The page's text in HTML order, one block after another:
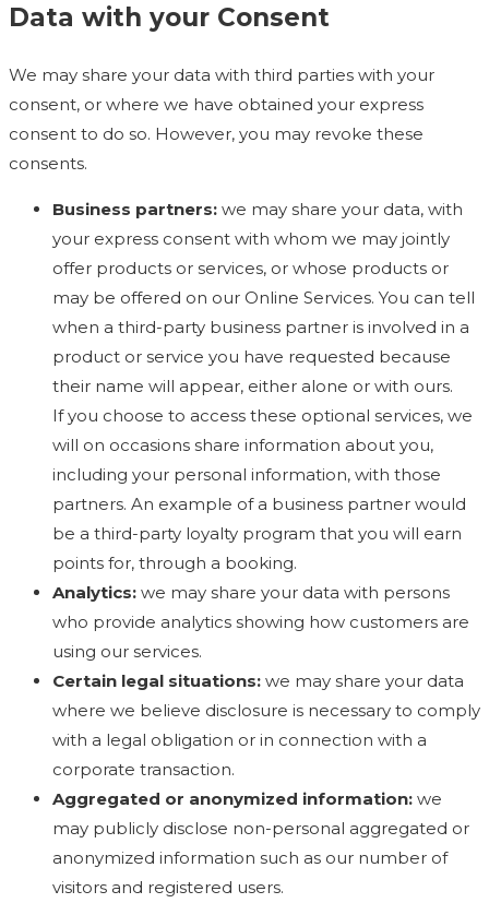
Data with your Consent
We may share your data with third parties with your
consent, or where we have obtained your express
consent to do so. However, you may revoke these
consents.
Business partners: we may share your data, with
your express consent with whom we may jointly
offer products or services, or whose products or
may be offered on our Online Services. You can tell
when a third-party business partner is involved in a
product or service you have requested because
their name will appear, either alone or with ours.
If you choose to access these optional services, we
will on occasions share information about you,
including your personal information, with those
partners. An example of a business partner would
be a third-party loyalty program that you will earn
points for, through a booking.
Analytics: we may share your data with persons
who provide analytics showing how customers are
using our services.
Certain legal situations: we may share your data
where we believe disclosure is necessary to comply
with a legal obligation or in connection with a
corporate transaction.
Aggregated or anonymized information: we
may publicly disclose non-personal aggregated or
anonymized information such as our number of
visitors and registered users.